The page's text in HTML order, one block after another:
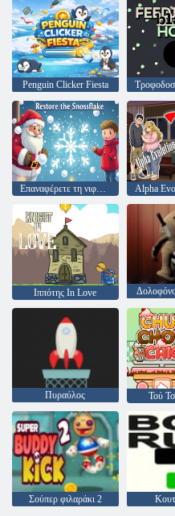
Penguin Clicker Fiesta
Επαναφέρετε τη νιφάδα χιονιού
Ιππότης In Love
Πυραύλος Τού
Σούπερ φιλαράκι 2